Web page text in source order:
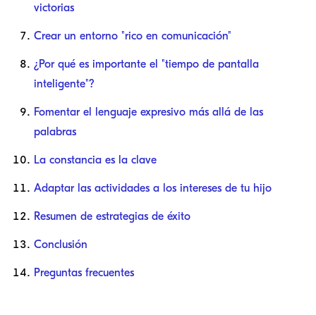
victorias
Crear un entorno "rico en comunicación"
¿Por qué es importante el "tiempo de pantalla
inteligente"?
Fomentar el lenguaje expresivo más allá de las
palabras
La constancia es la clave
Adaptar las actividades a los intereses de tu hijo
Resumen de estrategias de éxito
Conclusión
Preguntas frecuentes